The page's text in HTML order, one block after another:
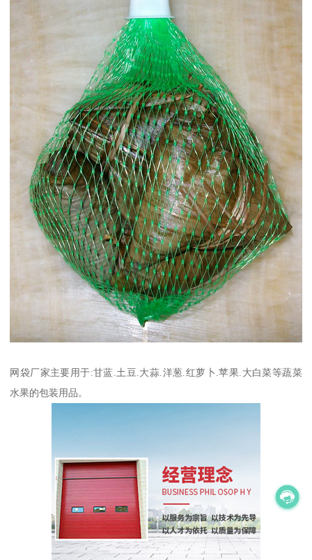
网袋厂家主要用于:甘蓝.土豆.大蒜.洋葱.红萝卜.苹果.大白菜等蔬菜
水果的包装用品。